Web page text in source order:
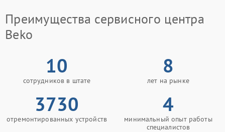
Преимущества сервисного центра
Beko
10
сотрудников в штате
8
лет на рынке
3730
отремонтированных устройств
4
минимальный опыт работы
специалистов